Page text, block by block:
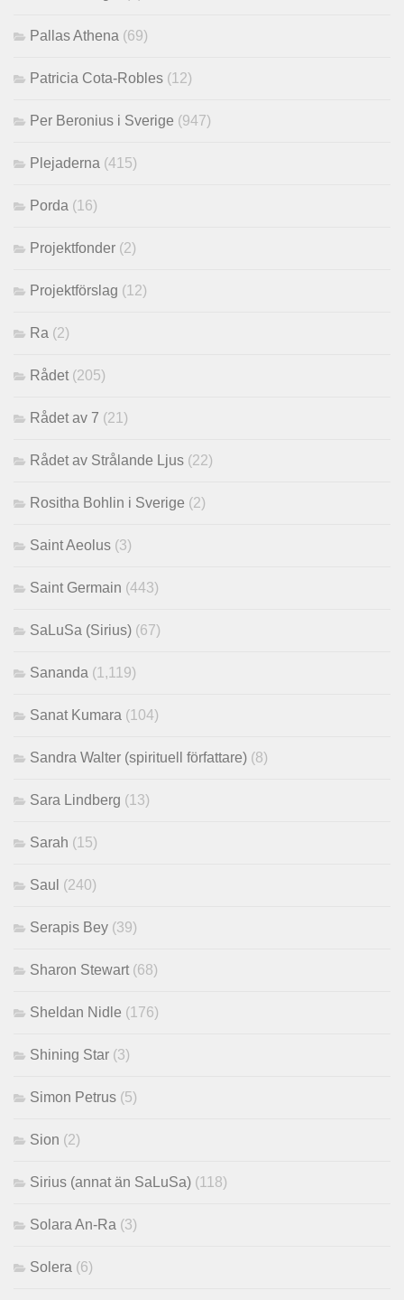
Pallas Athena (69)
Patricia Cota-Robles (12)
Per Beronius i Sverige (947)
Plejaderna (415)
Porda (16)
Projektfonder (2)
Projektförslag (12)
Ra (2)
Rådet (205)
Rådet av 7 (21)
Rådet av Strålande Ljus (22)
Rositha Bohlin i Sverige (2)
Saint Aeolus (3)
Saint Germain (443)
SaLuSa (Sirius) (67)
Sananda (1,119)
Sanat Kumara (104)
Sandra Walter (spirituell författare) (8)
Sara Lindberg (13)
Sarah (15)
Saul (240)
Serapis Bey (39)
Sharon Stewart (68)
Sheldan Nidle (176)
Shining Star (3)
Simon Petrus (5)
Sion (2)
Sirius (annat än SaLuSa) (118)
Solara An-Ra (3)
Solera (6)